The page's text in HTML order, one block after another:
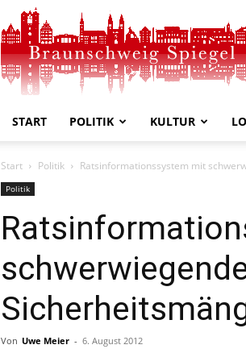
Spiegel
START POLITIK KULTUR
Start Politik Ratsinformationssystem mit
Politik
Von Uwe Meier - 6. August 2012